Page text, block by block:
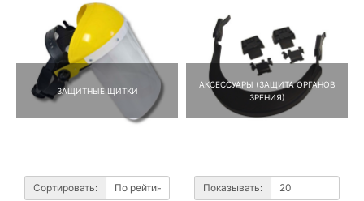
ЗАЩИТНЫЕ ЩИТКИ
АКСЕССУАРЫ (ЗАЩИТА ОРГАНОВ
ЗРЕНИЯ)
Сортировать: Показывать: